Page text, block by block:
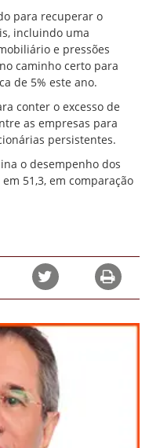
para recuperar o
incluindo uma
e pressões
caminho certo para
de 5% este ano.
conter o excesso de
‌as empresas para
persistentes.
o desempenho dos
51,3, em comparação